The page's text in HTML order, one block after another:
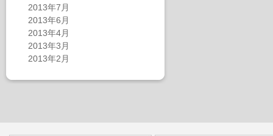
2013年7月
2013年6月
2013年4月
2013年3月
2013年2月